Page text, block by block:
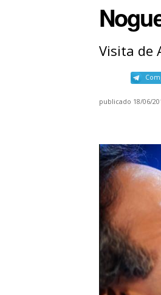
Visita de
publicado 18/06/